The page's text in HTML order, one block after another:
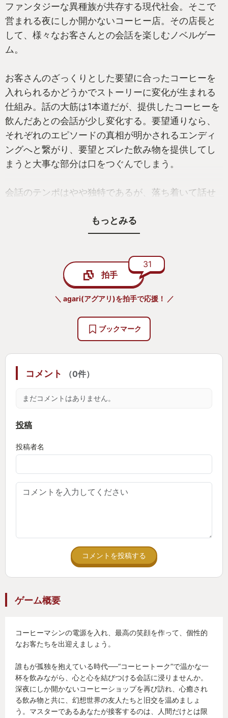
ファンタジーな異種族が共存する現代社会。そこで
営まれる夜にしか開かないコーヒー店。その店長と
して、様々なお客さんとの会話を楽しむノベルゲー
ム。
お客さんのざっくりとした要望に合ったコーヒーを
入れられるかどうかでストーリーに変化が生まれる
仕組み。話の大筋は1本道だが、提供したコーヒーを
飲んだあとの会話が少し変化する。要望通りなら、
それぞれのエピソードの真相が明かされるエンディ
ングへと繋がり、要望とズレた飲み物を提供してし
まうと大事な部分は口をつぐんでしまう。
会話のテンポはやや独特であるが、落ち着いて話せ
ったりとしたBGMがとても良い雰囲気。これが「チ
ル」というものか、と初めての感覚を覚えたのも本
私は図らずも、このシチュエーションと同じよう
に、夜眠る前の周りが静かな時間帯にプレイしてい
た。そのせいか、ゲーム内の雰囲気と良くマッチ
し、とても自然に没入できた。
ソードの真相が見たいという欲が途切れず、一通り
遊び終わったあとの満足度は非常に高かった。
ボリュームでもある。ゲーム内では「1日」ごとに区
ゲーム内の1日分だけ進める」というスタイルで進め
まま楽しむことができた。
れば、私は「雰囲気と、ささやかな心の交流が垣間
見えること」と答える。
登場人物たちはそれぞれに、大小さまざまな問題を
抱えている。こちらができるのは、その人のことを
想った”あたたかい一杯”を提供することのみ。そのた
す。悩み事を抱えながらフラッと入ったこの場所
に、自分は受け入れられたという安心感があるのか
もしれない。お店に入ったときには口に出すつもり
のなかったことを打ち明けられたり、それをたまた
ま聞いた他のお客さんとの繋がりや新たな関係性が
生まれたりもする。心と心の距離がよく見える。
もっとみる
拍手
31
＼ agari(アグアリ)を拍手で応援！ ／
ブックマーク
コメント （0件）
まだコメントはありません。
投稿
投稿者名
コメントを投稿する
ゲーム概要
コーヒーマシンの電源を入れ、最高の笑顔を作って、個性的
なお客たちを出迎えましょう。
誰もが孤独を抱えている時代──“コーヒートーク”で温かな一
杯を飲みながら、心と心を結びつける会話に浸りませんか。
深夜にしか開かないコーヒーショップを再び訪れ、心癒され
る飲み物と共に、幻想世界の友人たちと旧交を温めましょ
う。マスターであるあなたが接客するのは、人間だけとは限